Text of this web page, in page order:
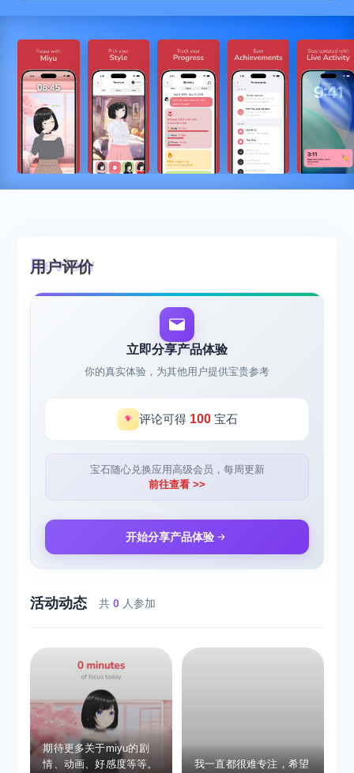
用户评价
立即分享产品体验
你的真实体验，为其他用户提供宝贵参考
评论可得 100宝石
宝石随心兑换应用高级会员，每周更新
前往查看 >>
开始分享产品体验
活动动态 共0 人参加
期待更多关于miyu的剧
情、动画、好感度等等。
我一直都很难专注，希望